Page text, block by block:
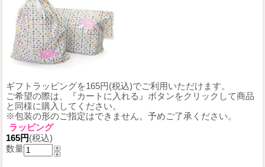
ギフトラッピングを165円(税込)でご利用いただけます。
ご希望の際は、『カートに入れる』ボタンをクリックして商品
と同様に購入してください。
※包装の形のご指定はできません。予めご了承ください。
ラッピング
165円(税込)
数量